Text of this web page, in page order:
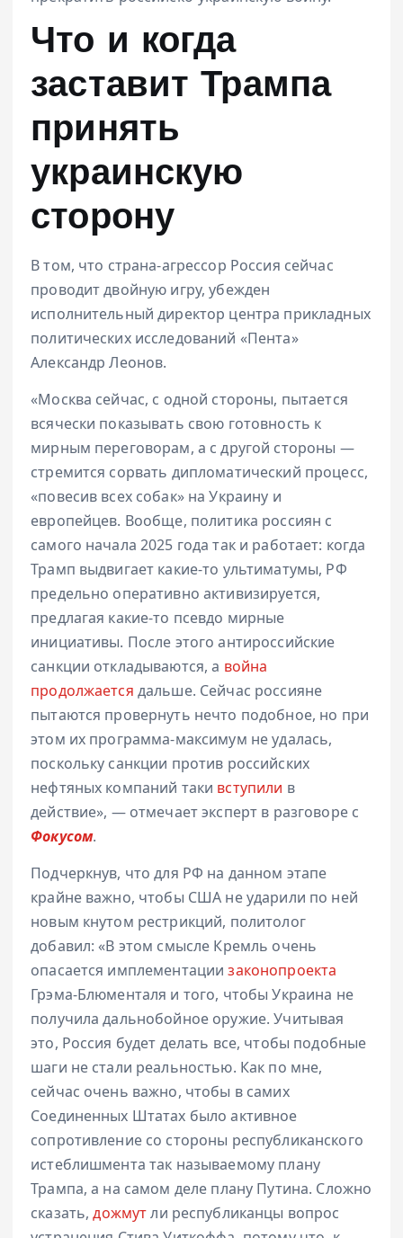
Что и когда
заставит Трампа
принять
украинскую
сторону
В том, что страна-агрессор Россия сейчас
проводит двойную игру, убежден
исполнительный директор центра прикладных
политических исследований «Пента»
Александр Леонов.
«Москва сейчас, с одной стороны, пытается
всячески показывать свою готовность к
мирным переговорам, а с другой стороны —
стремится сорвать дипломатический процесс,
«повесив всех собак» на Украину и
европейцев. Вообще, политика россиян с
самого начала 2025 года так и работает: когда
Трамп выдвигает какие-то ультиматумы, РФ
предельно оперативно активизируется,
предлагая какие-то псевдо мирные
инициативы. После этого антироссийские
санкции откладываются, а война
продолжается дальше. Сейчас россияне
пытаются провернуть нечто подобное, но при
этом их программа-максимум не удалась,
поскольку санкции против российских
нефтяных компаний таки вступили в
действие», — отмечает эксперт в разговоре с
Фокусом.
Подчеркнув, что для РФ на данном этапе
крайне важно, чтобы США не ударили по ней
новым кнутом рестрикций, политолог
добавил: «В этом смысле Кремль очень
опасается имплементациизаконопроекта
Грэма-Блюменталя и того, чтобы Украина не
получила дальнобойное оружие. Учитывая
это, Россия будет делать все, чтобы подобные
шаги не стали реальностью. Как по мне,
сейчас очень важно, чтобы в самих
Соединенных Штатах было активное
сопротивление со стороны республиканского
истеблишмента так называемому плану
Трампа, а на самом деле плану Путина. Сложно
сказать,дожмутли республиканцы вопрос